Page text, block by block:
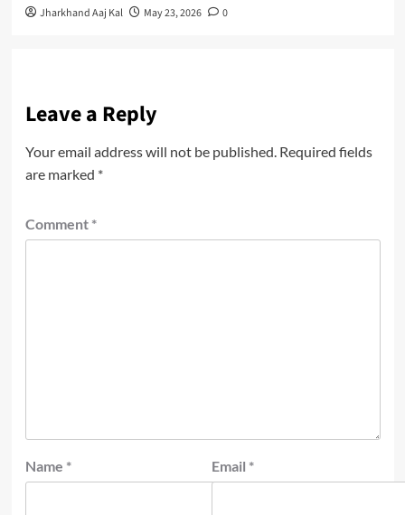
Jharkhand Aaj Kal May 23, 2026 0
Leave a Reply
Your email address will not be published. Required fields
are marked *
Comment *
Name * Email *